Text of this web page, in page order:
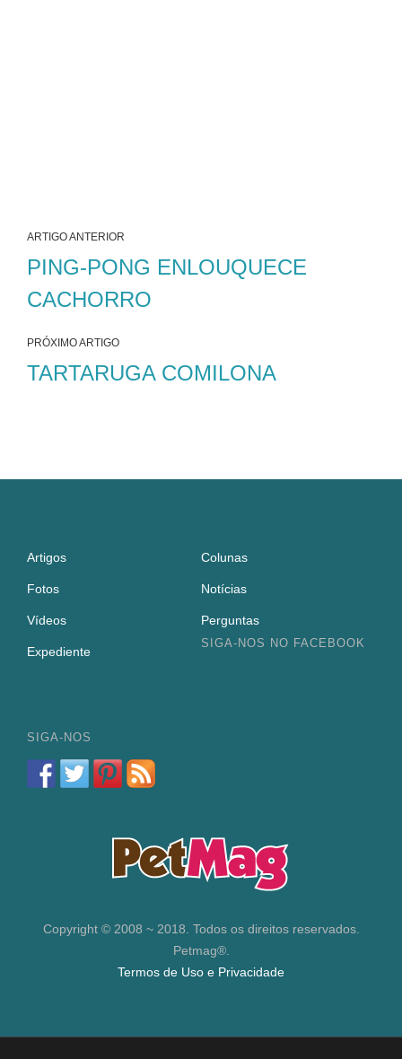
ARTIGO ANTERIOR
PING-PONG ENLOUQUECE
CACHORRO
PRÓXIMO ARTIGO
TARTARUGA COMILONA
Artigos Colunas
Fotos Notícias
Vídeos Perguntas
Expediente
SIGA-NOS NO FACEBOOK
SIGA-NOS
Copyright © 2008 ~ 2018. Todos os direitos reservados.
Petmag®.
Termos de Uso e Privacidade